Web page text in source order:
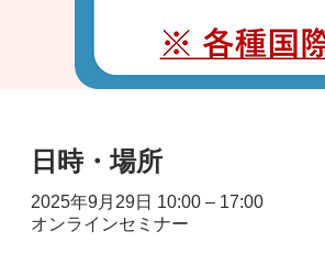
日時・場所
2025年9月29日 10:00 – 17:00
オンラインセミナー